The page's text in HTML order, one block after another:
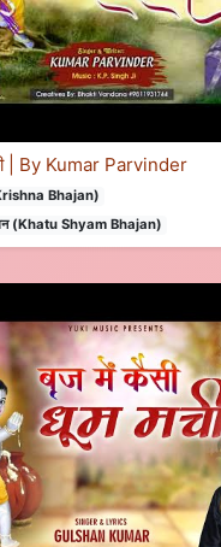
| By Kumar Parvinder
Bhajan)
(Khatu Shyam Bhajan)